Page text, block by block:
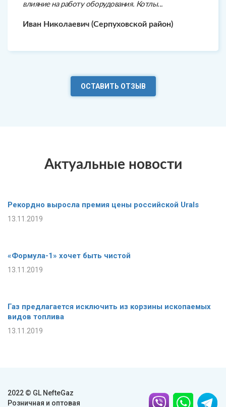
влияние на работу оборудования. Котлы...
Иван Николаевич (Серпуховской район)
ОСТАВИТЬ ОТЗЫВ
Актуальные новости
Рекордно выросла премия цены российской Urals
13.11.2019
«Формула-1» хочет быть чистой
13.11.2019
Газ предлагается исключить из корзины ископаемых
видов топлива
13.11.2019
2022 © GL NefteGaz
Розничная и оптовая